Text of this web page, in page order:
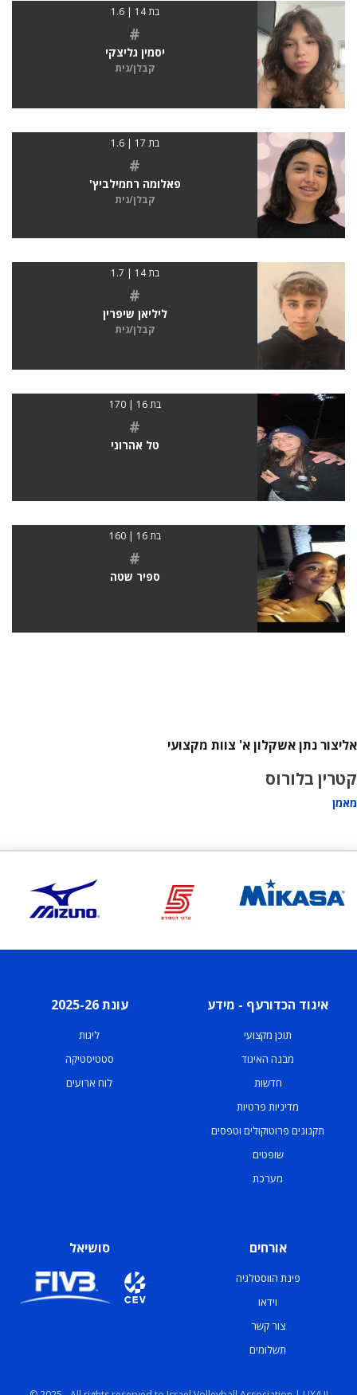
בת 14 | 1.6
#
יסמין גליצקי
קבלן/נית
בת 17 | 1.6
#
פאלומה רחמילביץ'
קבלן/נית
בת 14 | 1.7
#
ליליאן שיפרין
קבלן/נית
בת 16 | 170
#
טל אהרוני
בת 16 | 160
#
ספיר שטה
אליצור נתן אשקלון א' צוות מקצועי
קטרין בלורוס
מאמן
איגוד הכדורעף - מידע
תוכן מקצועי
מבנה האיגוד
חדשות
מדיניות פרטיות
תקנונים פרוטוקולים וטפסים
שופטים
מערכת
עונת 2025-26
ליגות
סטטיסטיקה
לוח ארועים
אורחים
פינת הווסטלגיה
וידאו
צור קשר
תשלומים
סושיאל